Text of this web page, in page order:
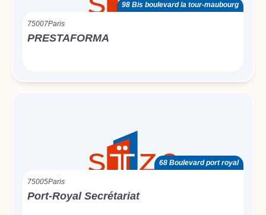
98 Bis boulevard la tour-maubourg
75007Paris
PRESTAFORMA
68 Boulevard port royal
75005Paris
Port-Royal Secrétariat